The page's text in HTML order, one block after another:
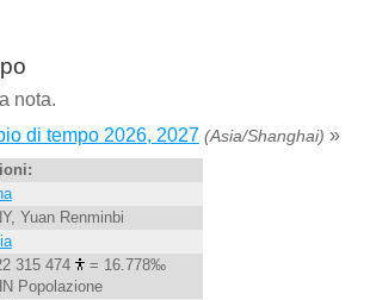
nota.
di tempo 2026, 2027 (Asia/Shanghai) »
Yuan Renminbi
315 474
= 16.778‰
Popolazione